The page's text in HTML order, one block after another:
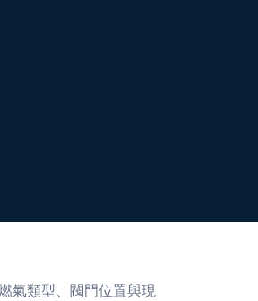
氣類型、閥門位置與現